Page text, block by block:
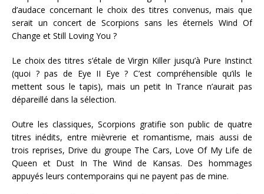
d’audace concernant le choix des titres convenus, mais que
serait un concert de Scorpions sans les éternels Wind Of
Change et Still Loving You ?
Le choix des titres s’étale de Virgin Killer jusqu’à Pure Instinct
(quoi ? pas de Eye II Eye ? C’est compréhensible qu’ils le
mettent sous le tapis), mais un petit In Trance n’aurait pas
dépareillé dans la sélection.
Outre les classiques, Scorpions gratifie son public de quatre
titres inédits, entre mièvrerie et romantisme, mais aussi de
trois reprises, Drive du groupe The Cars, Love Of My Life de
Queen et Dust In The Wind de Kansas. Des hommages
appuyés leurs contemporains qui ne payent pas de mine.